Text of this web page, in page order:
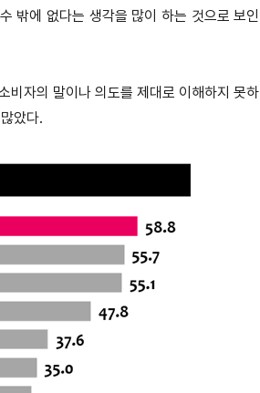
밖에 없다는 생각을 많이 하는 것으로 보인
자의 말이나 의도를 제대로 이해하지 못하
았다.